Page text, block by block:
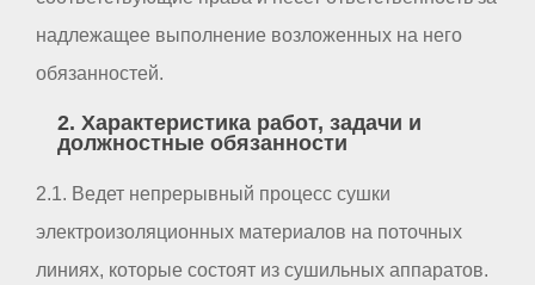
надлежащее выполнение возложенных на него
обязанностей.
2. Характеристика работ, задачи и
должностные обязанности
2.1. Ведет непрерывный процесс сушки
электроизоляционных материалов на поточных
линиях, которые состоят из сушильных аппаратов.